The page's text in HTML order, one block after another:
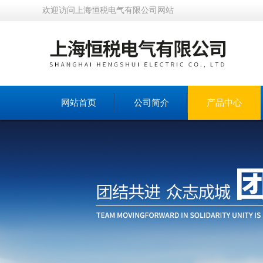
欢迎访问上海恒税电气有限公司网站
网站首页 公司简介 产品中心